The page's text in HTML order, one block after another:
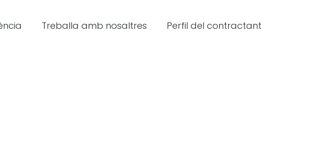
Treballa amb nosaltres Perfil del contractant